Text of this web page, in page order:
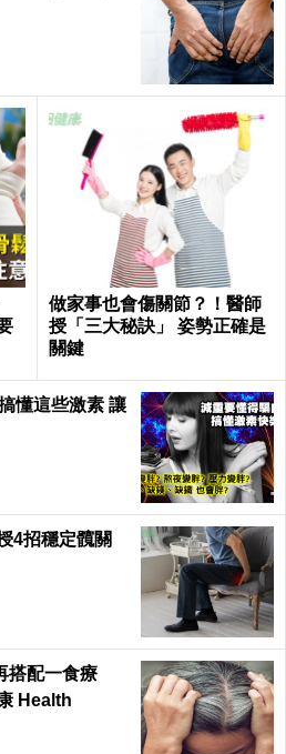
做家事也會傷關節？！醫師
授「三大秘訣」 姿勢正確是
關鍵
懂這些激素 讓
4招穩定髖關
搭配一食療
Health